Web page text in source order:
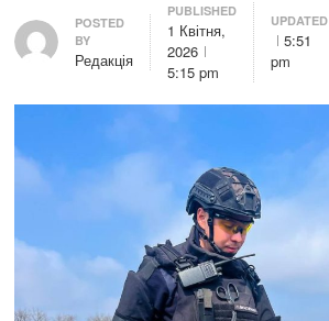
Author
POSTED
BY
Редакція
PUBLISHED
1 Квітня,
2026
5:15 pm
UPDATED
5:51
pm